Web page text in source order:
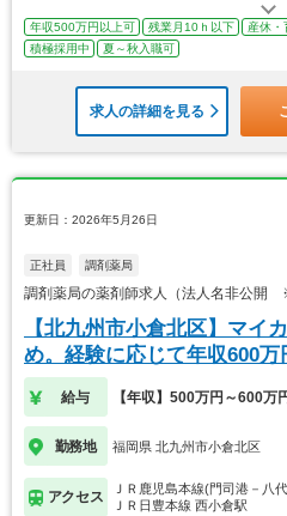
年収500万円以上可 残業月10ｈ以下 産休・
積極採用中
夏～秋入職可
求人の詳細を見る
更新日：2026年5月26日
正社員 調剤薬局
調剤薬局の薬剤師求人（法人名非公開
【北九州市小倉北区】マイ
め。経験に応じて年収600
給与 【年収】500万円～600万
勤務地 福岡県 北九州市小倉北区
アクセス
ＪＲ鹿児島本線(門司港－八
ＪＲ日豊本線 西小倉駅